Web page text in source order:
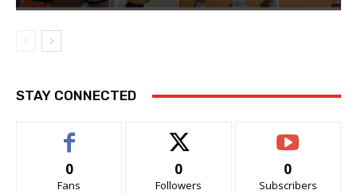
STAY CONNECTED
0
Fans
0
Followers
0
Subscribers